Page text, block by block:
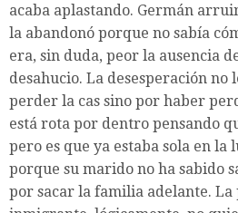
acaba aplastando. Germán
la abandonó porque no sabía
era, sin duda, peor la ausencia
desahucio. La desesperación no
perder la cas sino por haber
está rota por dentro pensando
pero es que ya estaba sola en la
porque su marido no ha sabido
por sacar la familia adelante. La